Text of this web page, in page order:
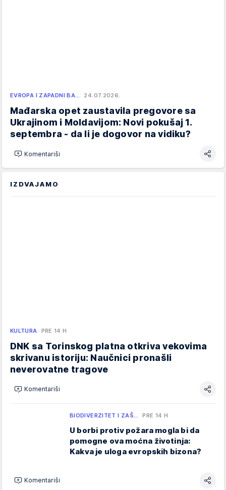
EVROPA I ZAPADNI BA… 24.07.2026.
Mađarska opet zaustavila pregovore sa
Ukrajinom i Moldavijom: Novi pokušaj 1.
septembra - da li je dogovor na vidiku?
Komentariši
IZDVAJAMO
KULTURA PRE 14 H
DNK sa Torinskog platna otkriva vekovima
skrivanu istoriju: Naučnici pronašli
neverovatne tragove
Komentariši
BIODIVERZITET I ZAŠ… PRE 14 H
U borbi protiv požara mogla bi da
pomogne ova moćna životinja:
Kakva je uloga evropskih bizona?
Komentariši